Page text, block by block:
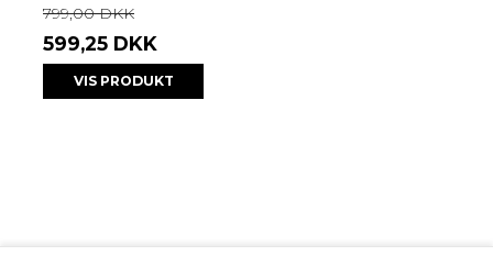
799,00 DKK
599,25 DKK
VIS PRODUKT